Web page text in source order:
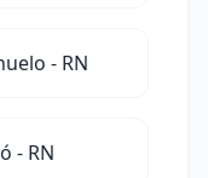
- RN
- RN